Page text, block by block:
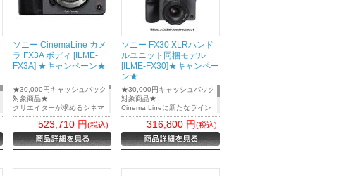
ソニー CinemaLine カメ
ラ FX3A ボディ [ILME-
FX3A] ★キャンペーン★
★30,000円キャッシュバック
対象商品★
クリエイターが求めるシネマ
の印象的な映像表現と優れた
操作性を実現。シネマの映像
世界に、限りない自由を
〈FX3からの変更点〉
万ドットに高解像度化
523,710 円(税込)
ソニー FX30 XLRハンド
ルユニット同梱モデル
[ILME-FX30]★キャンペー
ン★
★30,000円キャッシュバック
対象商品★
Cinema Lineに新たなライン
アップ「FX30」が登場
ILME-FX30 XLRハンドルユニ
ット同梱モデル
316,800 円(税込)